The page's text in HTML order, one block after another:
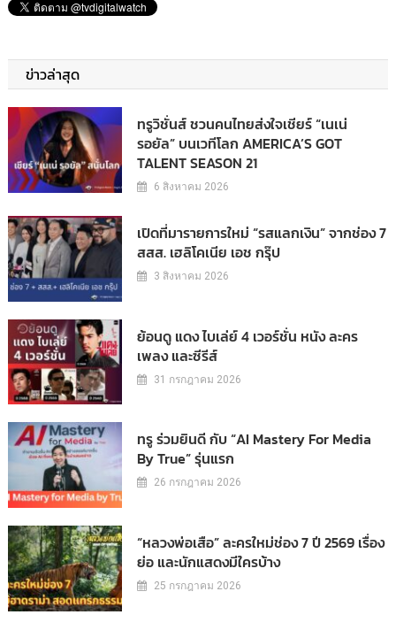
ข่าวล่าสุด
ทรูวิชั่นส์ ชวนคนไทยส่งใจเชียร์ “เนเน่
รอยัล” บนเวทีโลก AMERICA’S GOT
TALENT SEASON 21
6 สิงหาคม 2026
เปิดที่มารายการใหม่ “รสแลกเงิน” จากช่อง 7
สสส. เฮลิโคเนีย เอช กรุ๊ป
3 สิงหาคม 2026
ย้อนดู แดง ไบเล่ย์ 4 เวอร์ชั่น หนัง ละคร
เพลง และซีรีส์
31 กรกฎาคม 2026
ทรู ร่วมยินดี กับ “AI Mastery For Media
By True” รุ่นแรก
26 กรกฎาคม 2026
“หลวงพ่อเสือ” ละครใหม่ช่อง 7 ปี 2569 เรื่อง
ย่อ และนักแสดงมีใครบ้าง
25 กรกฎาคม 2026